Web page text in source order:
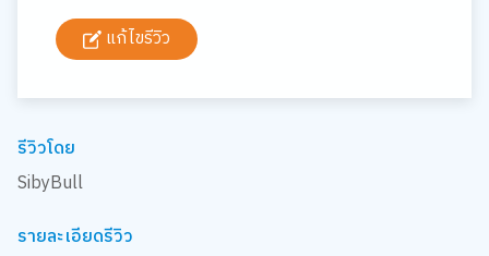
แก้ไขรีวิว
รีวิวโดย
SibyBull
รายละเอียดรีวิว